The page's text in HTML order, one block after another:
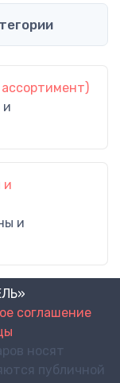
и
соглашение
носят
публичной